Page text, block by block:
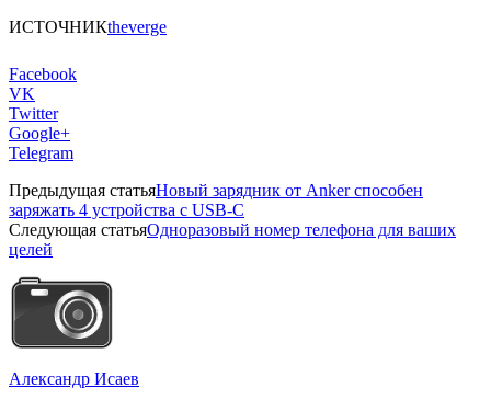
ИСТОЧНИКtheverge
Facebook
VK
Twitter
Google+
Telegram
Предыдущая статьяНовый зарядник от Anker способен
заряжать 4 устройства с USB-C
Следующая статьяОдноразовый номер телефона для ваших
целей
Александр Исаев